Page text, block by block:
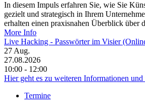
In diesem Impuls erfahren Sie, wie Sie
gezielt und strategisch in Ihrem
erhalten einen praxisnahen Überblick über
More Info
Live Hacking - Passwörter im Visier
27 Aug.
27.08.2026
10:00 - 12:00
Hier geht es zu weiteren Informationen
Termine